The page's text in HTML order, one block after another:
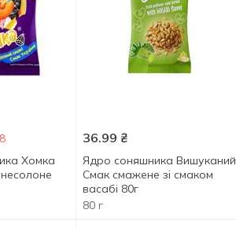
Хомка
36.99 ₴
Ядро соняшника Вишуканий
Смак смажене зі смаком
васабі 80г
80 г